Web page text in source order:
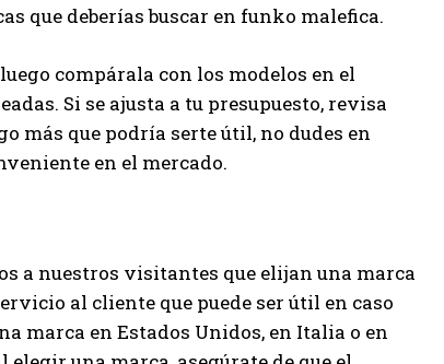
que deberías buscar en funko malefica.
compárala con los modelos en el
Si se ajusta a tu presupuesto, revisa
más que podría serte útil, no dudes en
en el mercado.
a nuestros visitantes que elijan una marca
al cliente que puede ser útil en caso
marca en Estados Unidos, en Italia o en